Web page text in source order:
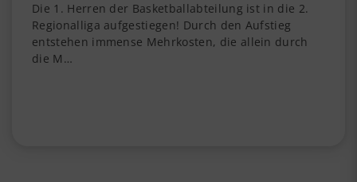
Die 1. Herren der Basketballabteilung ist in die 2.
Regionalliga aufgestiegen! Durch den Aufstieg
entstehen immense Mehrkosten, die allein durch
die M…